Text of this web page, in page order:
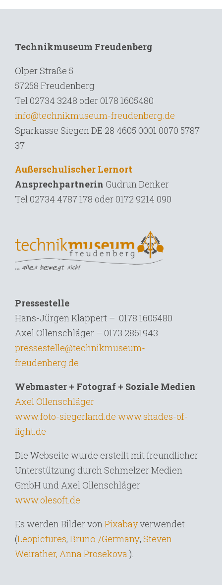
Technikmuseum Freudenberg
Olper Straße 5
57258 Freudenberg
Tel 02734 3248 oder 0178 1605480
info@technikmuseum-freudenberg.de
Sparkasse Siegen DE 28 4605 0001 0070 5787
37
Außerschulischer Lernort
Ansprechpartnerin Gudrun Denker
Tel 02734 4787 178 oder 0172 9214 090
Pressestelle
Hans-Jürgen Klappert – 0178 1605480
Axel Ollenschläger – 0173 2861943
pressestelle@technikmuseum-
freudenberg.de
Webmaster + Fotograf + Soziale Medien
Axel Ollenschläger
www.foto-siegerland.de www.shades-of-
light.de
Die Webseite wurde erstellt mit freundlicher
Unterstützung durch Schmelzer Medien
GmbH und Axel Ollenschläger
www.olesoft.de
Es werden Bilder vonPixabayverwendet
(Leopictures, Bruno /Germany, Steven
Weirather, Anna Prosekova).